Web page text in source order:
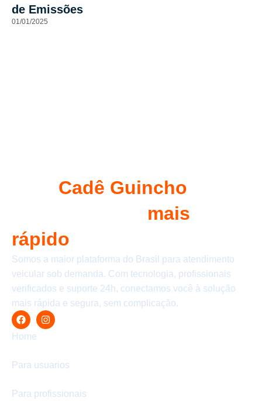
de Emissões
01/01/2025
Cadê Guincho
mais
rápido
Somos a maior plataforma do Brasil para atendimento
veicular sob demanda. Com tecnologia, profissionais
verificados e suporte 24h, conectamos você à solução
mais rápida e segura, sem complicação.
Home
Para usuarios
Para profissionais